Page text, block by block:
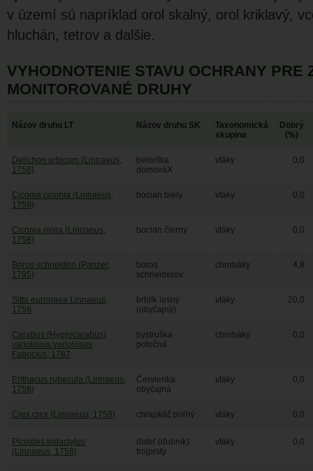
v území sú napríklad orol skalný, orol kriklavý,
hluchán, tetrov a dalšie.
VYHODNOTENIE STAVU OCHRANY PRE
MONITOROVANÉ DRUHY
Názov druhu LT Názov druhu SK
Taxonomická
skupina
Dobrý
(%)
Delichon urbicum (Linnaeus,
1758)
belorítka
domováX
vtáky 0,0
Ciconia ciconia (Linnaeus,
1758)
bocian biely vtáky 0,0
Ciconia nigra (Linnaeus,
1758)
bocian čierny vtáky 0,0
Boros schneideri (Panzer,
1795)
boros
schneiderov
chrobáky 4,8
Sitta europaea Linnaeus,
1758
brhlík lesný
(obyčajný)
vtáky 20,0
Carabus (Hygrocarabus)
variolosus variolosus
Fabricius, 1787
bystruška
potočná
chrobáky 0,0
Erithacus rubecula (Linnaeus,
1758)
Červienka
obyčajná
vtáky 0,0
Crex crex (Linnaeus, 1758) chrapkáč poľný vtáky 0,0
Picoides tridactylus
(Linnaeus, 1758)
ďateľ (ďubník)
trojprstý
vtáky 0,0